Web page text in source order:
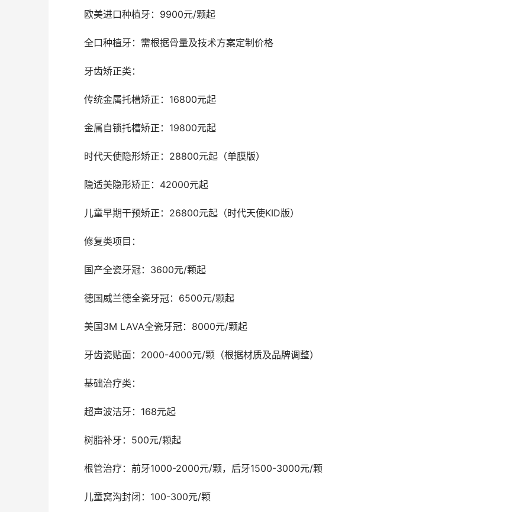
	欧美进口种植牙：9900元/颗起
	全口种植牙：需根据骨量及技术方案定制价格
	牙齿矫正类：
	传统金属托槽矫正：16800元起
	金属自锁托槽矫正：19800元起
	时代天使隐形矫正：28800元起（单膜版）
	隐适美隐形矫正：42000元起
	儿童早期干预矫正：26800元起（时代天使KID版）
	修复类项目：
	国产全瓷牙冠：3600元/颗起
	德国威兰德全瓷牙冠：6500元/颗起
	美国3M LAVA全瓷牙冠：8000元/颗起
	牙齿瓷贴面：2000-4000元/颗（根据材质及品牌调整）
	基础治疗类：
	超声波洁牙：168元起
	树脂补牙：500元/颗起
	根管治疗：前牙1000-2000元/颗，后牙1500-3000元/颗
	儿童窝沟封闭：100-300元/颗